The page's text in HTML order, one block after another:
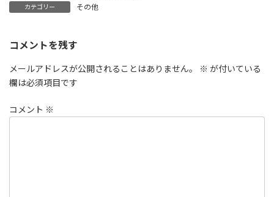
カテゴリー その他
コメントを残す
メールアドレスが公開されることはありません。 ※ が付いている
欄は必須項目です
コメント ※